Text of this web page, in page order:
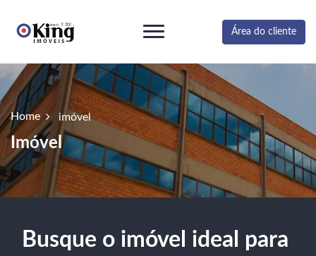
Área do cliente
Home imóvel
Imóvel
Busque o imóvel ideal para